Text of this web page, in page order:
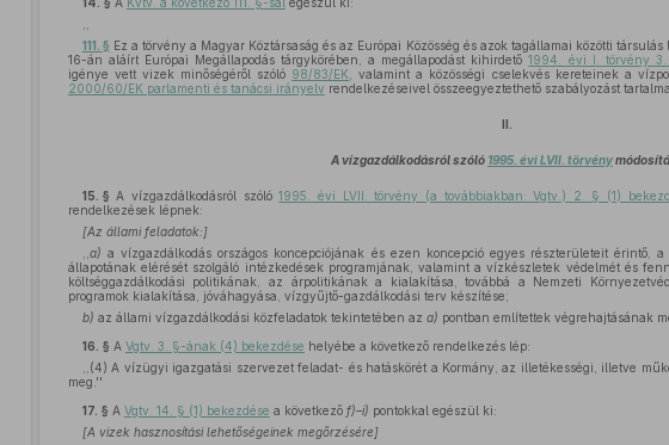
111. § Ez a törvény a Magyar Köztársaság és az Európai Közösség és azok tagállamai közötti
16-án aláírt Európai Megállapodás tárgykörében, a megállapodást kihirdető1994. évi I. törvény
igénye vett vizek minőségéről szóló 98/83/EK
, valamint a közösségi cselekvés kereteinek a
2000/60/EK parlamenti és tanácsi irányelv rendelkezéseivel összeegyeztethető szabályozást
II.
A vízgazdálkodásról szóló 1995. évi LVII. törvény
15. § A vízgazdálkodásról szóló1995. évi LVII. törvény (a továbbiakban: Vgtv.) 2. § (1)
rendelkezések lépnek:
[Az állami feladatok:]
a) a vízgazdálkodás országos koncepciójának és ezen koncepció egyes részterületeit érintő,
állapotának elérését szolgáló intézkedések programjának, valamint a vízkészletek védelmét és
költséggazdálkodási politikának, az árpolitikának a kialakítása, továbbá a Nemzeti
programok kialakítása, jóváhagyása, vízgyűjtő-gazdálkodási terv készítése;
b) az állami vízgazdálkodási közfeladatok tekintetében az a) pontban említettek végrehajtásának
16. § A Vgtv. 3. §-ának (4) bekezdése helyébe a következő rendelkezés lép:
,,(4) A vízügyi igazgatási szervezet feladat- és hatáskörét a Kormány, az illetékességi, illetve
meg.''
17. § A Vgtv. 14. § (1) bekezdése a következő f)–i) pontokkal egészül ki:
[A vizek hasznosítási lehetőségeinek megőrzésére]